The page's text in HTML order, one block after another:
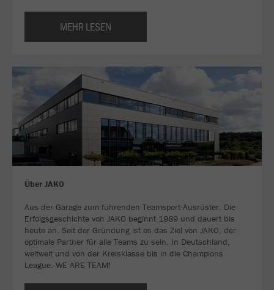
MEHR LESEN
Über JAKO
Aus der Garage zum führenden Teamsport-Ausrüster. Die
Erfolgsgeschichte von JAKO beginnt 1989 und dauert bis
heute an. Seit der Gründung ist es das Ziel von JAKO, der
optimale Partner für alle Teams zu sein. In Deutschland,
weltweit und von der Kreisklasse bis in die Champions
League. WE ARE TEAM!